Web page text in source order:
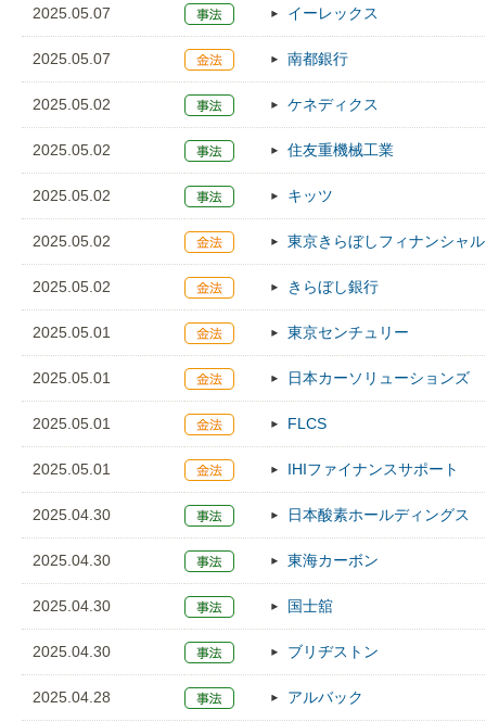
2025.05.07 イーレックス
2025.05.07 南都銀行
2025.05.02 ケネディクス
2025.05.02 住友重機械工業
2025.05.02 キッツ
2025.05.02 東京きらぼしフィナンシャ
2025.05.02 きらぼし銀行
2025.05.01 東京センチュリー
2025.05.01 日本カーソリューションズ
2025.05.01 FLCS
2025.05.01 IHIファイナンスサポート
2025.04.30 日本酸素ホールディングス
2025.04.30 東海カーボン
2025.04.30 国士舘
2025.04.30 ブリヂストン
2025.04.28 アルバック